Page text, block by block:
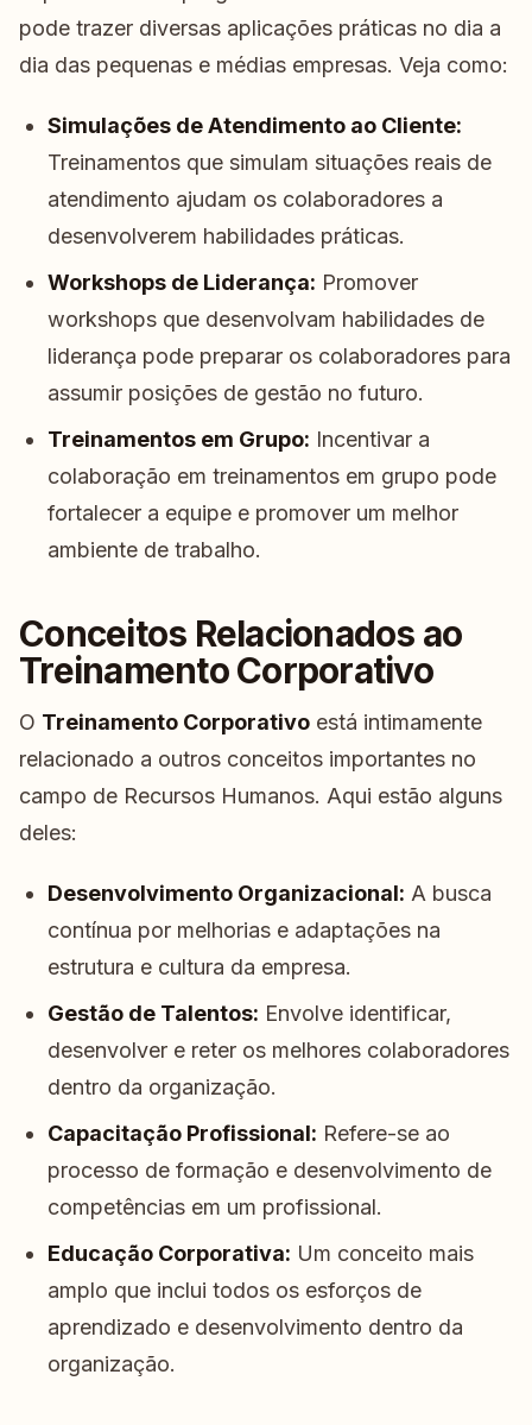
pode trazer diversas aplicações práticas no dia a
dia das pequenas e médias empresas. Veja como:
Simulações de Atendimento ao Cliente:
Treinamentos que simulam situações reais de
atendimento ajudam os colaboradores a
desenvolverem habilidades práticas.
Workshops de Liderança: Promover
workshops que desenvolvam habilidades de
liderança pode preparar os colaboradores para
assumir posições de gestão no futuro.
Treinamentos em Grupo: Incentivar a
colaboração em treinamentos em grupo pode
fortalecer a equipe e promover um melhor
ambiente de trabalho.
Conceitos Relacionados ao
Treinamento Corporativo
O Treinamento Corporativo está intimamente
relacionado a outros conceitos importantes no
campo de Recursos Humanos. Aqui estão alguns
deles:
Desenvolvimento Organizacional: A busca
contínua por melhorias e adaptações na
estrutura e cultura da empresa.
Gestão de Talentos: Envolve identificar,
desenvolver e reter os melhores colaboradores
dentro da organização.
Capacitação Profissional: Refere-se ao
processo de formação e desenvolvimento de
competências em um profissional.
Educação Corporativa: Um conceito mais
amplo que inclui todos os esforços de
aprendizado e desenvolvimento dentro da
organização.